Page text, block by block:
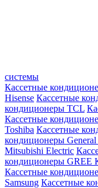
системы
Кассетные
Hisense Кассетные
кондиционеры TCL
Кассетные
Toshiba Кассетные
кондиционеры General
Mitsubishi Electric
кондиционеры GREE
Кассетные
Samsung Кассетные